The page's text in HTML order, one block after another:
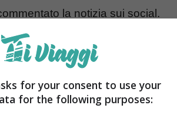
la notizia sui social.
il look
De Filippi. Ha avuto ampio
come ad esempio
for your consent to use your
for the following purposes: